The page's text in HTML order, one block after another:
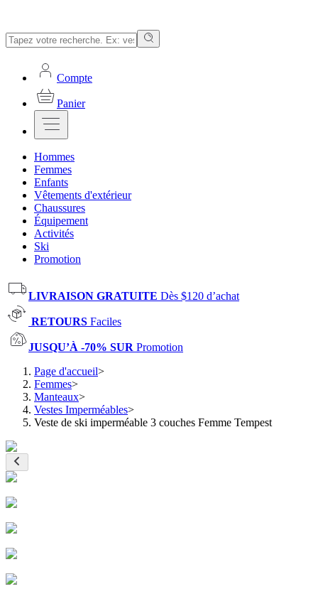
Compte
Panier
Hommes
Femmes
Enfants
Vêtements d'extérieur
Chaussures
Équipement
Activités
Ski
Promotion
LIVRAISON GRATUITE Dès $120 d’achat
RETOURS Faciles
JUSQU’À -70% SUR Promotion
Page d'accueil>
Femmes>
Manteaux>
Vestes Imperméables>
Veste de ski imperméable 3 couches Femme Tempest